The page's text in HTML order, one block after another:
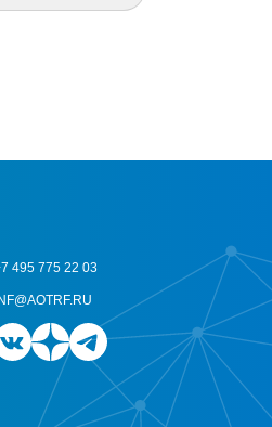
495 775 22 03